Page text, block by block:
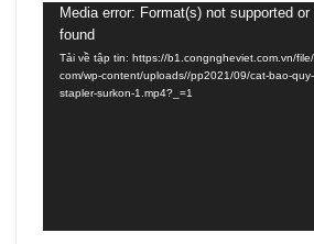
Trình
chơi
Video
Media error: Format(s) not supported
found
Tải về tập tin: https://b1.congngheviet.com.vn/
com/wp-content/uploads//pp2021/09/cat-bao-
stapler-surkon-1.mp4?_=1